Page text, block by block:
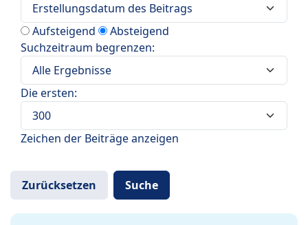
Aufsteigend
Absteigend
Suchzeitraum begrenzen:
Die ersten:
Zeichen der Beiträge anzeigen